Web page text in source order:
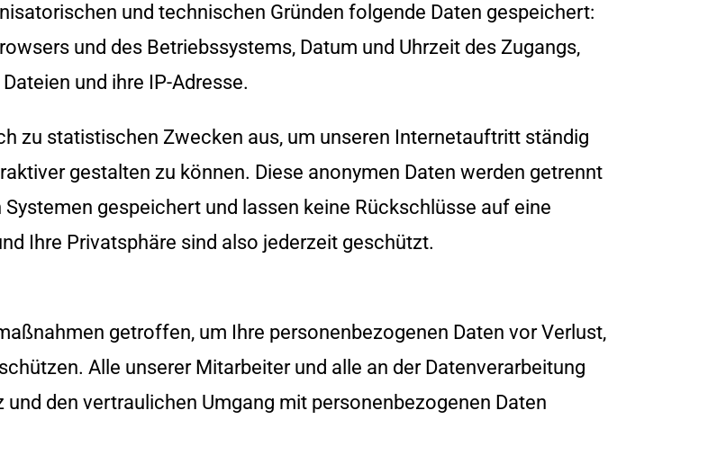
und technischen Gründen folgende Daten gespeichert:
und des Betriebssystems, Datum und Uhrzeit des Zugangs,
und ihre IP-Adresse.
zu statistischen Zwecken aus, um unseren Internetauftritt ständig
gestalten zu können. Diese anonymen Daten werden getrennt
gespeichert und lassen keine Rückschlüsse auf eine
Ihre Privatsphäre sind also jederzeit geschützt.
getroffen, um Ihre personenbezogenen Daten vor Verlust,
Alle unserer Mitarbeiter und alle an der Datenverarbeitung
den vertraulichen Umgang mit personenbezogenen Daten